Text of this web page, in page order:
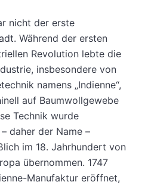
nicht der erste
Während der ersten
Revolution lebte die
insbesondere von
namens „Indienne“,
auf Baumwollgewebe
Technik wurde
daher der Name –
im 18. Jahrhundert von
übernommen. 1747
Manufaktur eröffnet,